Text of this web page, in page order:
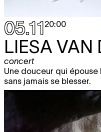
05.1120:00
LIESA VAN
concert
Une douceur qui
sans jamais se blesser.